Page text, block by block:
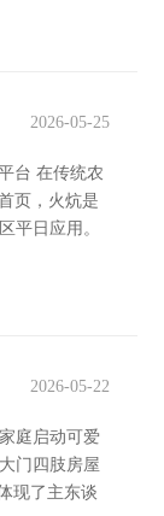
2026-05-25
台 在传统农
页，火炕是
平日应用。
2026-05-22
庭启动可爱
门四肢房屋
现了主东谈